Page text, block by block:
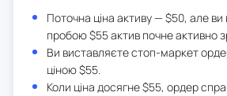
Поточна ціна активу — $50, але
пробою $55 актив почне активно
Ви виставляєте стоп-маркет
ціною $55.
Коли ціна досягне $55, ордер